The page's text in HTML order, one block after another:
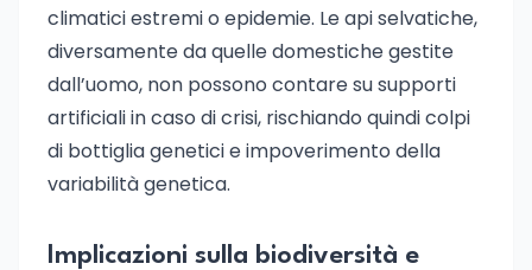
climatici estremi o epidemie. Le api selvatiche,
diversamente da quelle domestiche gestite
dall’uomo, non possono contare su supporti
artificiali in caso di crisi, rischiando quindi colpi
di bottiglia genetici e impoverimento della
variabilità genetica.
Implicazioni sulla biodiversità e